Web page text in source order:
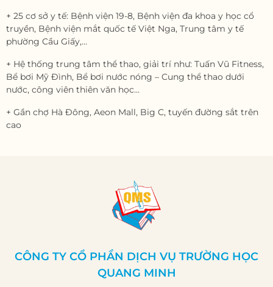
+ 25 cơ sở y tế: Bệnh viện 19-8, Bệnh viện đa khoa y học cổ
truyền, Bệnh viện mắt quốc tế Việt Nga, Trung tâm y tế
phường Cầu Giấy,…
+ Hệ thống trung tâm thể thao, giải trí như: Tuấn Vũ Fitness,
Bể bơi Mỹ Đình, Bể bơi nước nóng – Cung thể thao dưới
nước, công viên thiên văn học…
+ Gần chợ Hà Đông, Aeon Mall, Big C, tuyến đường sắt trên
cao
CÔNG TY CỔ PHẦN DỊCH VỤ TRƯỜNG HỌC
QUANG MINH